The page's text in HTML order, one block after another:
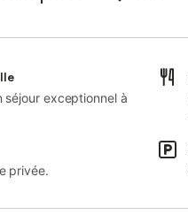
exceptionnel à
privée.